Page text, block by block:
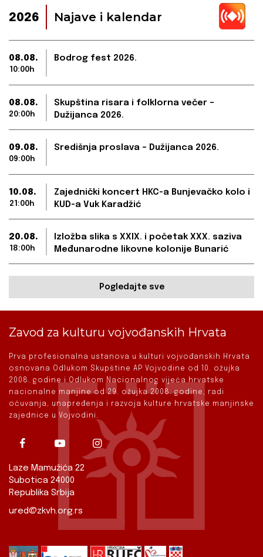
2026 Najave i kalendar
08.08.
10:00h
Bodrog fest 2026.
08.08.
20:00h
Skupština risara i folklorna večer –
Dužijanca 2026.
09.08.
09:00h
Središnja proslava – Dužijanca 2026.
10.08.
21:00h
Zajednički koncert HKC-a Bunjevačko kolo i
KUD-a Vuk Karadžić
20.08.
18:00h
Izložba slika s XXIX. i početak XXX. saziva
Međunarodne likovne kolonije Bunarić
Pogledajte sve
Zavod za kulturu vojvođanskih Hrvata
Prva profesionalna ustanova u kulturi vojvođanskih Hrvata
osnovana Odlukom Skupštine AP Vojvodine od 10. ožujka
2008. godine i Odlukom Nacionalnog vijeća hrvatske
nacionalne manjine od 29. ožujka 2008. godine, radi
očuvanja, unapređenja i razvoja kulture hrvatske manjinske
zajednice u Vojvodini.
Laze Mamužića 22
Subotica 24000
Republika Srbija
ured@zkvh.org.rs